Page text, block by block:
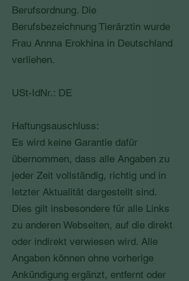
Berufsordnung. Die
Berufsbezeichnung Tierärztin wurde
Frau Annna Erokhina in Deutschland
verliehen.
USt-IdNr.: DE
Haftungsauschluss:
Es wird keine Garantie dafür
übernommen, dass alle Angaben zu
jeder Zeit vollständig, richtig und in
letzter Aktualität dargestellt sind.
Dies gilt insbesondere für alle Links
zu anderen Webseiten, auf die direkt
oder indirekt verwiesen wird. Alle
Angaben können ohne vorherige
Ankündigung ergänzt, entfernt oder